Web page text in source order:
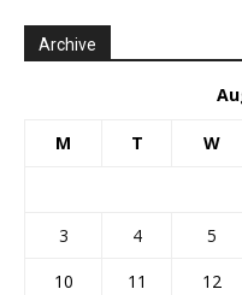
Archive
M T W
3
4 5
10
11 12